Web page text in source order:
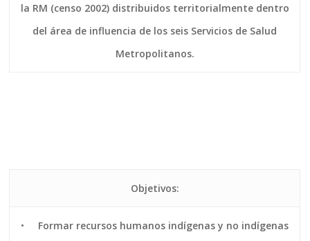
la RM (censo 2002) distribuidos territorialmente dentro
del área de influencia de los seis Servicios de Salud
Metropolitanos.
Objetivos:
• Formar recursos humanos indígenas y no indígenas